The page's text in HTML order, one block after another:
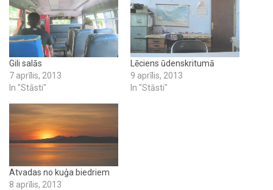
Gili salās
7 aprīlis, 2013
In "Stāsti"
Lēciens ūdenskritumā
9 aprīlis, 2013
In "Stāsti"
Atvadas no kuģa biedriem
8 aprīlis, 2013